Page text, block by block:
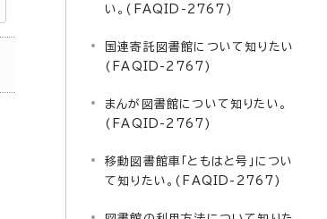
い。(FAQID-2767)
国連寄託図書館について知りたい
(FAQID-2767)
まんが図書館について知りたい。
(FAQID-2767)
移動図書館車「ともはと号」につい
て知りたい。(FAQID-2767)